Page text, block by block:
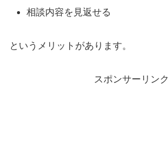
相談内容を見返せる
というメリットがあります。
スポンサーリンク